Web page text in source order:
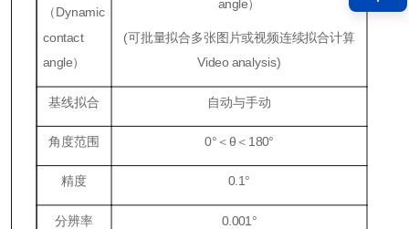
（Dynamic
contact
angle）
angle）
(可批量拟合多张图片或视频连续拟合计算
Video analysis)
基线拟合 自动与手动
角度范围 0°＜θ＜ 180°
精度 0.1°
分辨率 0.001 °